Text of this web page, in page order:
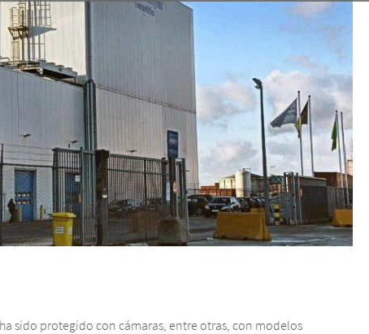
sido protegido con cámaras, entre otras, con modelos